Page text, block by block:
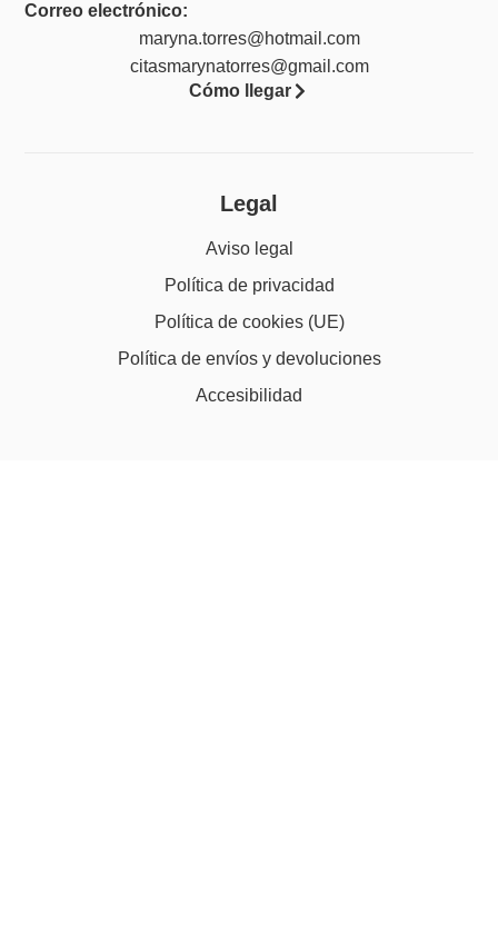
Correo electrónico:
maryna.torres@hotmail.com
citasmarynatorres@gmail.com
Cómo llegar
Legal
Aviso legal
Política de privacidad
Política de cookies (UE)
Política de envíos y devoluciones
Accesibilidad